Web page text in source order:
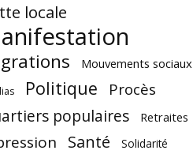
locale
Mouvements sociaux
Politique Procès
populaires Retraites
Santé Solidarité